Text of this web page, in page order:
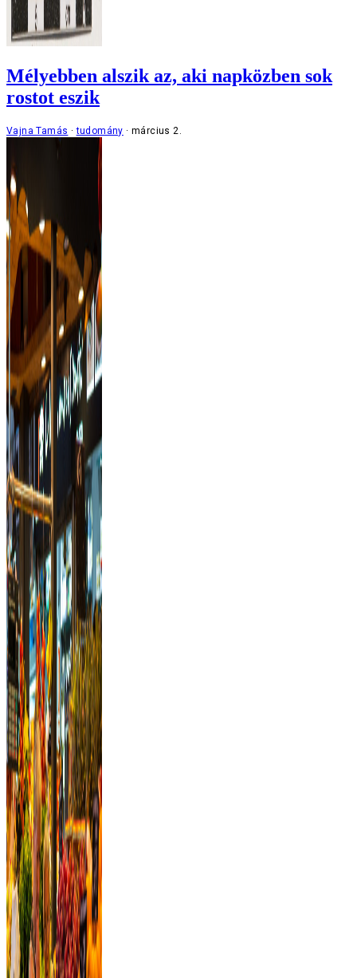
Mélyebben alszik az, aki napközben sok
rostot eszik
Vajna Tamás tudomány március 2.